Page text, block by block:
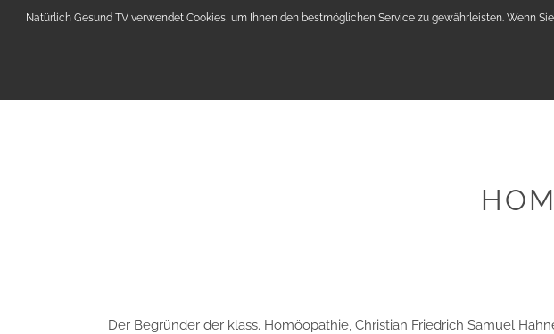
NATÜRLICH
Der Begründer der klass. Homöopathie, Christian Friedrich Samuel
Natürlich Gesund TV verwendet Cookies, um Ihnen den bestmöglichen Service zu gewährleisten. Wenn